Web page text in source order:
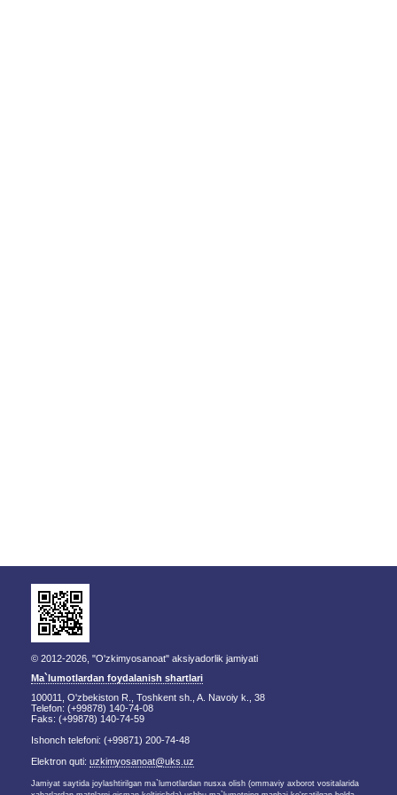
© 2012-2026, "O'zkimyosanoat" aksiyadorlik jamiyati
Ma`lumotlardan foydalanish shartlari
100011, O'zbekiston R., Toshkent sh., A. Navoiy k., 38
Telefon: (+99878) 140-74-08
Faks: (+99878) 140-74-59
Ishonch telefoni: (+99871) 200-74-48
Elektron quti: uzkimyosanoat@uks.uz
Jamiyat saytida joylashtirilgan ma`lumotlardan nusxa olish (ommaviy axborot vositalarida